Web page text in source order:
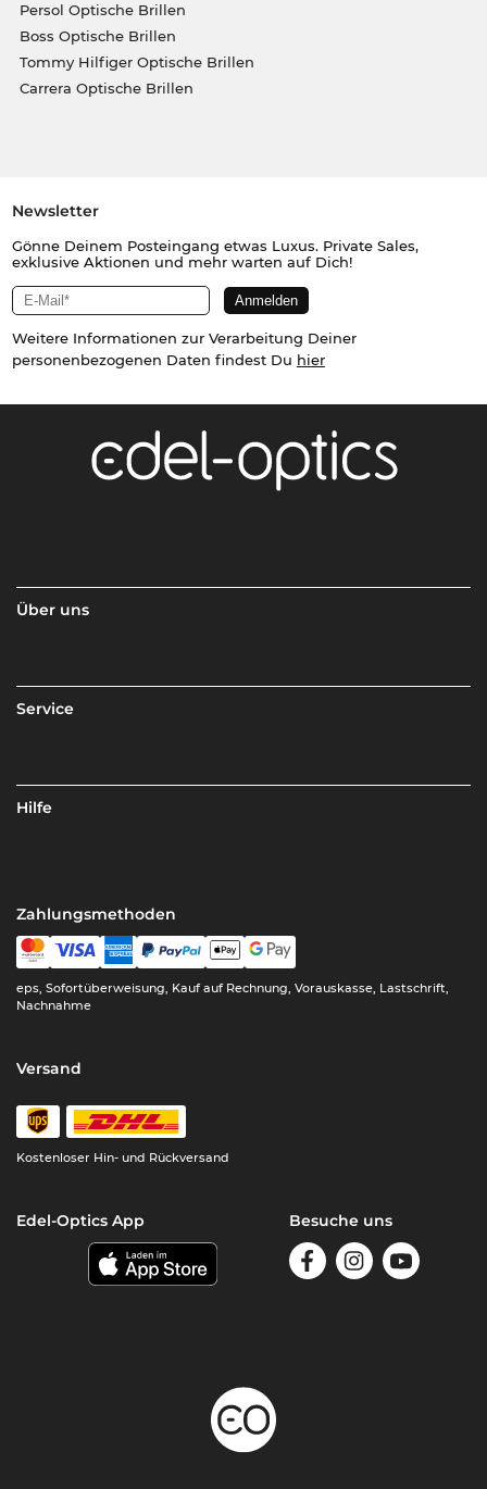
Persol Optische Brillen
Boss Optische Brillen
Tommy Hilfiger Optische Brillen
Carrera Optische Brillen
Newsletter
Gönne Deinem Posteingang etwas Luxus. Private Sales,
exklusive Aktionen und mehr warten auf Dich!
Weitere Informationen zur Verarbeitung Deiner
personenbezogenen Daten findest Du hier
Über uns
Service
Hilfe
Zahlungsmethoden
eps, Sofortüberweisung, Kauf auf Rechnung, Vorauskasse, Lastschrift,
Nachnahme
Versand
Kostenloser Hin- und Rückversand
Edel-Optics App Besuche uns